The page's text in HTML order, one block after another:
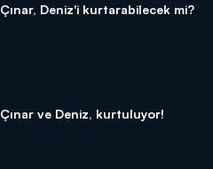
Çınar, Deniz'i kurtarabilecek mi?
Çınar ve Deniz, kurtuluyor!